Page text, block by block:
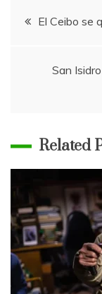
El Ceibo se
San
Related